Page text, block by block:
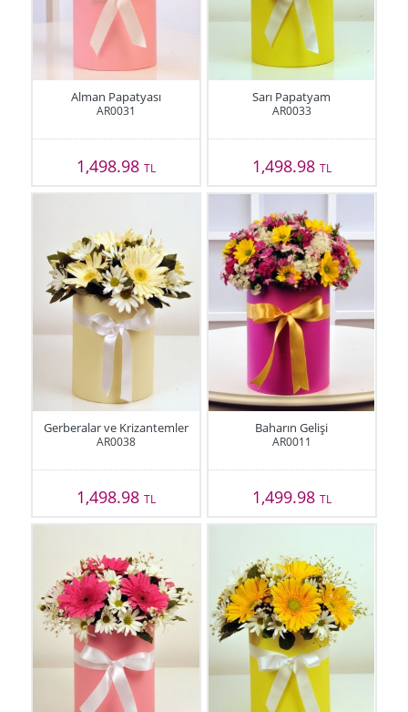
Alman Papatyası
AR0031
1,498.98TL
Sarı Papatyam
AR0033
1,498.98 TL
Gerberalar ve Krizantemler
AR0038
1,498.98TL
Baharın Gelişi
AR0011
1,499.98 TL